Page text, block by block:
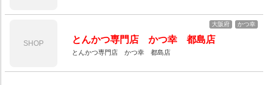
SHOP
大阪府 かつ幸
とんかつ専門店 かつ幸 都島店
とんかつ専門店 かつ幸 都島店